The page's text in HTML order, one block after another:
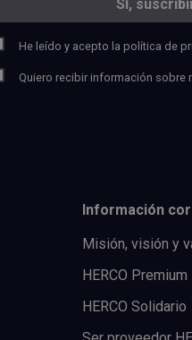
He leído y acepto la política de
Quiero recibir información sobre
Información
Misión, visión y
HERCO Premium
HERCO Solidario